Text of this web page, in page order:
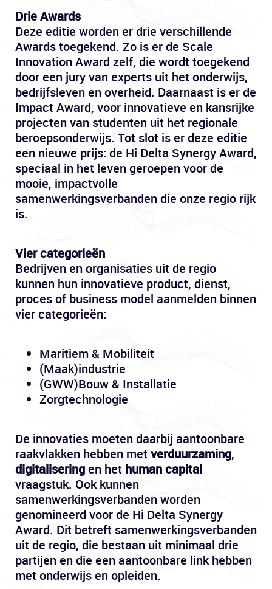
Drie Awards
Deze editie worden er drie verschillende
Awards toegekend. Zo is er de Scale
Innovation Award zelf, die wordt toegekend
door een jury van experts uit het onderwijs,
bedrijfsleven en overheid. Daarnaast is er de
Impact Award, voor innovatieve en kansrijke
projecten van studenten uit het regionale
beroepsonderwijs. Tot slot is er deze editie
een nieuwe prijs: de Hi Delta Synergy Award,
speciaal in het leven geroepen voor de
mooie, impactvolle
samenwerkingsverbanden die onze regio rijk
is.
Vier categorieën
Bedrijven en organisaties uit de regio
kunnen hun innovatieve product, dienst,
proces of business model aanmelden binnen
vier categorieën:
Maritiem & Mobiliteit
(Maak)industrie
(GWW)Bouw & Installatie
Zorgtechnologie
De innovaties moeten daarbij aantoonbare
raakvlakken hebben metverduurzaming,
digitaliseringen het human capital
vraagstuk. Ook kunnen
samenwerkingsverbanden worden
genomineerd voor de Hi Delta Synergy
Award. Dit betreft samenwerkingsverbanden
uit de regio, die bestaan uit minimaal drie
partijen en die een aantoonbare link hebben
met onderwijs en opleiden.